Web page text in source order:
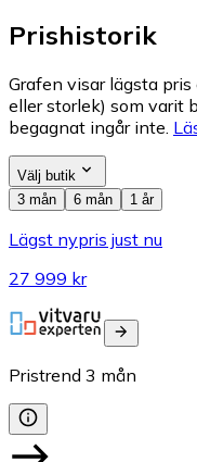
Prishistorik
Grafen visar lägsta
eller storlek) som varit
begagnat ingår inte.
Välj butik
3 mån
6 mån 1 år
Lägst nypris just nu
27 999 kr
Pristrend 3 mån